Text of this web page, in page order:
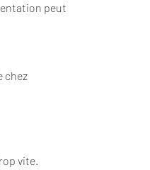
peut
chez
vite.